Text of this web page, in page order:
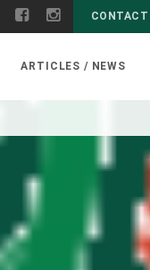
CONTACT
ARTICLES / NEWS